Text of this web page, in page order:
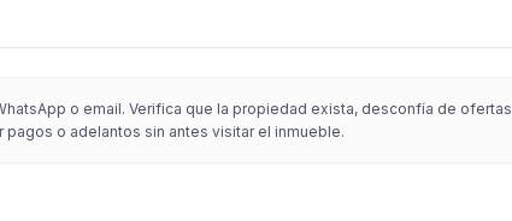
o email. Verifica que la propiedad exista, desconfía de ofertas
o adelantos sin antes visitar el inmueble.